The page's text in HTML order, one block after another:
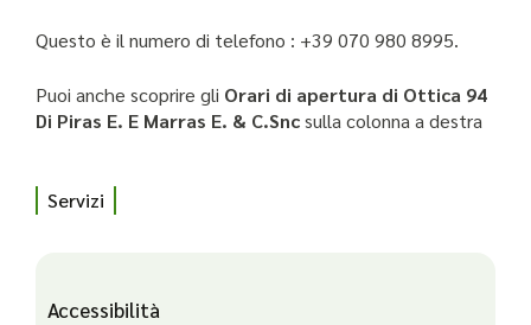
Questo è il numero di telefono : +39 070 980 8995.
Puoi anche scoprire gli Orari di apertura di Ottica 94
Di Piras E. E Marras E. & C.Sncsulla colonna a destra
Servizi
Accessibilità